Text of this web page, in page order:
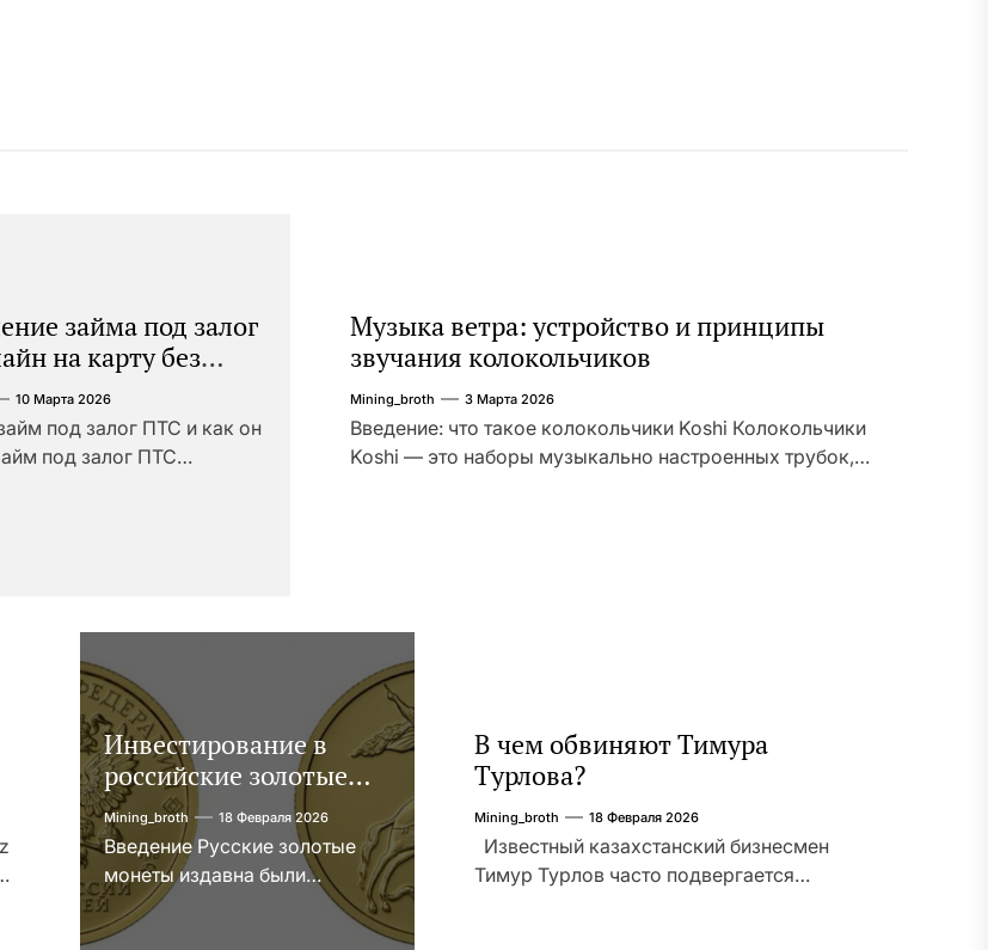
займа под залог
на карту без
офис: порядок,
и документы
10 Марта 2026
под залог ПТС и как он
под залог ПТС
средства
кредитору в
обязательств.
получения средств
офиса часто
сервисы, например
[…]
Музыка ветра: устройство и принципы
звучания колокольчиков
Mining_broth 3 Марта 2026
Введение: что такое колокольчики Koshi Колокольчики
Koshi — это наборы музыкально настроенных трубок,
колокольчики КОШИ / KOSHI. В тексте описывается
устройство, принципы звукообразования и
практическое применение таких […]
Инвестирование в
российские золотые
монеты: подробное
руководство
Mining_broth 18 Февраля 2026
Введение Русские золотые
монеты издавна были
символом богатства и власти.
Будучи отличным вариантом
В чем обвиняют Тимура
Турлова?
Mining_broth 18 Февраля 2026
Известный казахстанский бизнесмен
Тимур Турлов часто подвергается